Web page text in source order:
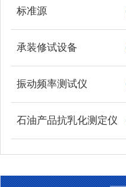
标准源
承装修试设备
振动频率测试仪
石油产品抗乳化测定仪